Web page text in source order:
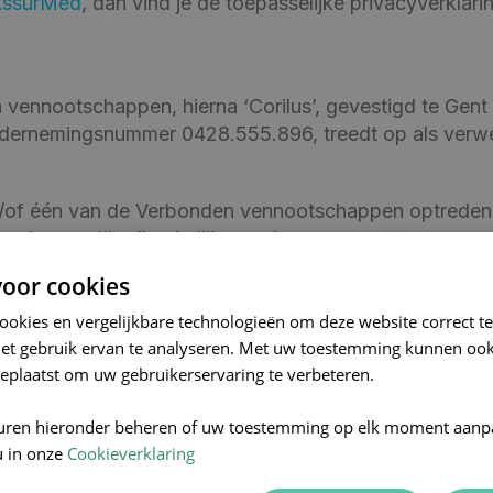
hierna ‘Corilus’, gevestigd te
0428.555.896, treedt op als
één van de Verbonden vennootschappen
partij, afhankelijk van de gegevensstromen en
de hoedanigheid van de partij(en) vermeld in het
te kunnen garanderen. Corilus neemt de
gegevens veilig te laten verlopen.
verwerken in opdracht van Corilus vereisen wij dat
cookies
en vergelijkbare technologieën om deze website correct
gebruik ervan te analyseren. Met uw toestemming kunnen
om uw gebruikerservaring te verbeteren.
hieronder beheren of uw toestemming op elk moment
in onze Cookieverklaring